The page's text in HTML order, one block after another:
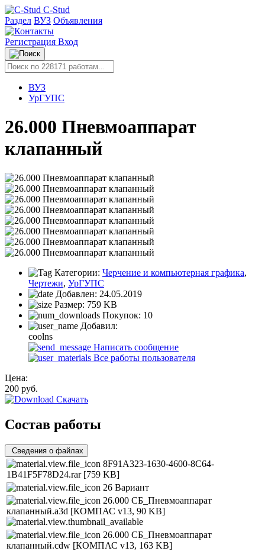
C-Stud
Раздел ВУЗ Объявления
Регистрация Вход
ВУЗ
УрГУПС
26.000 Пневмоаппарат
клапанный
Категории: Черчение и компьютерная графика,
Чертежи, УрГУПС
Добавлен: 24.05.2019
Размер: 759 KB
Покупок: 10
Добавил:
coolns
Написать сообщение
Все работы пользователя
Цена:
200 руб.
Скачать
Состав работы
Сведения о файлах
8F91A323-1630-4600-8C64-
1B41F5F78D24.rar [759 KB]
26 Вариант
26.000 СБ_Пневмоаппарат
клапанный.a3d [КОМПАС v13, 90 KB]
26.000 СБ_Пневмоаппарат
клапанный.cdw [КОМПАС v13, 163 KB]